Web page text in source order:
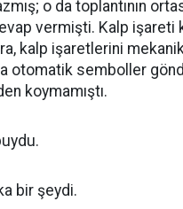
o da toplantının
vermişti. Kalp işareti
kalp işaretlerini
otomatik semboller
koymamıştı.
bir şeydi.